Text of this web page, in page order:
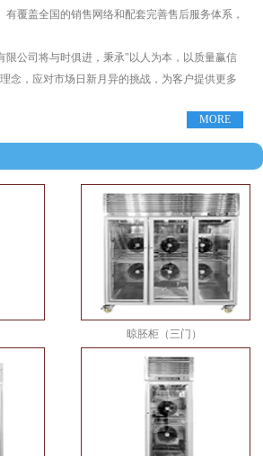
覆盖全国的销售网络和配套完善售后服务体系，
限公司将与时俱进，秉承"以人为本，以质量赢信
念，应对市场日新月异的挑战，为客户提供更多
MORE
晾胚柜（三门）